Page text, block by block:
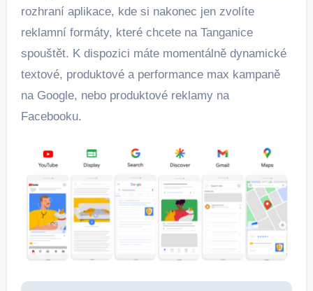
rozhraní aplikace, kde si nakonec jen zvolíte
reklamní formáty, které chcete na Tanganice
spouštět. K dispozici máte momentálně dynamické
textové, produktové a performance max kampaně
na Google, nebo produktové reklamy na
Facebooku.